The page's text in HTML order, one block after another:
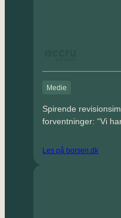
Medie
Spirende
forventninger: “Vi
Les på borsen.dk